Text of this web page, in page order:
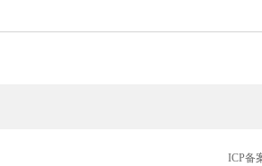
ICP备